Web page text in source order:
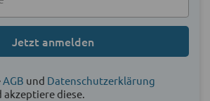
Jetzt anmelden
AGB und Datenschutzerklärung
diese.